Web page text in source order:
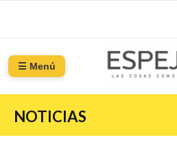
☰ Menú
NOTICIAS